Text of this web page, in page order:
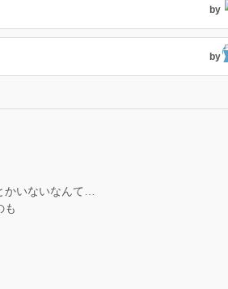
by
by
いないなんて…
も